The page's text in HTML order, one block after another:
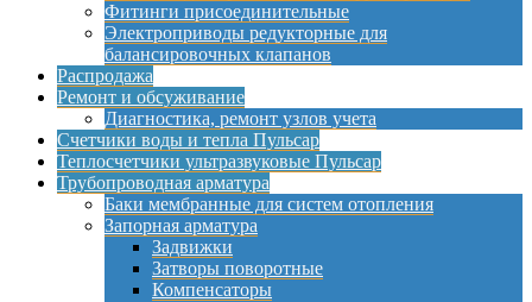
Фитинги присоединительные
Электроприводы редукторные для
балансировочных клапанов
Распродажа
Ремонт и обсуживание
Диагностика, ремонт узлов учета
Счетчики воды и тепла Пульсар
Теплосчетчики ультразвуковые Пульсар
Трубопроводная арматура
Баки мембранные для систем отопления
Запорная арматура
Задвижки
Затворы поворотные
Компенсаторы